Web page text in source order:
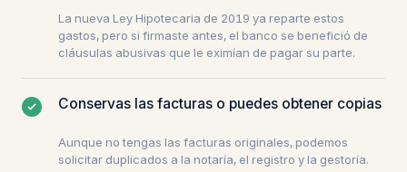
La nueva Ley Hipotecaria de 2019 ya reparte estos
gastos, pero si firmaste antes, el banco se benefició de
cláusulas abusivas que le eximían de pagar su parte.
Conservas las facturas o puedes obtener copias
Aunque no tengas las facturas originales, podemos
solicitar duplicados a la notaría, el registro y la gestoría.